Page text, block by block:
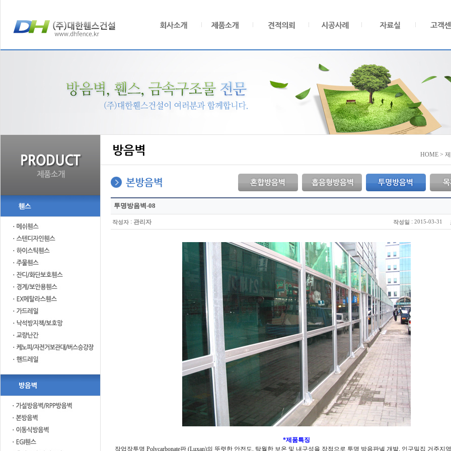
HOME >
투명방음벽-08
작성자 : 관리자 작성일 : 2015-03-31
*제품특징
작업장투명 Polycarbonate판 (Luxan)의 뚜렷한 안전도, 탁월한 보온 및 내구성을 장점으로 투명 방음판넬 개발, 인구밀집 거주지